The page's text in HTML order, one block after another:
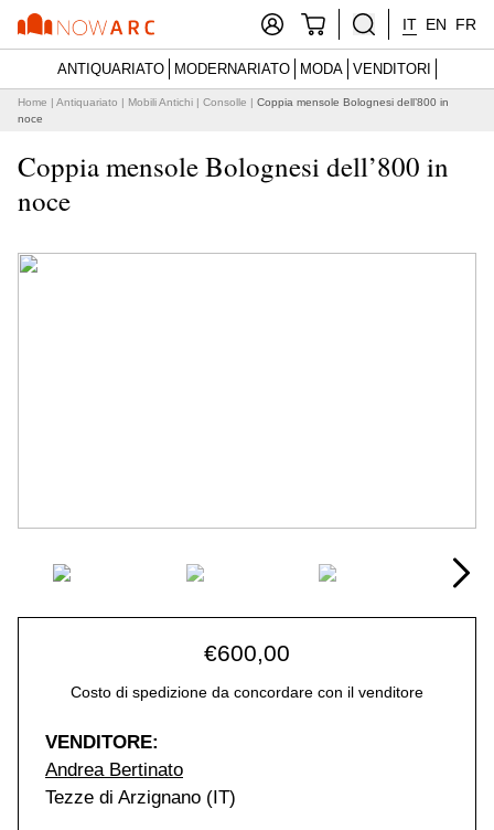
IT EN FR
ANTIQUARIATO MODERNARIATO MODA VENDITORI
Home | Antiquariato | Mobili Antichi | Consolle | Coppia mensole Bolognesi dell’800 in
noce
Coppia mensole Bolognesi dell’800 in
noce
€600,00
Costo di spedizione da concordare con il venditore
VENDITORE:
Andrea Bertinato
Tezze di Arzignano (IT)